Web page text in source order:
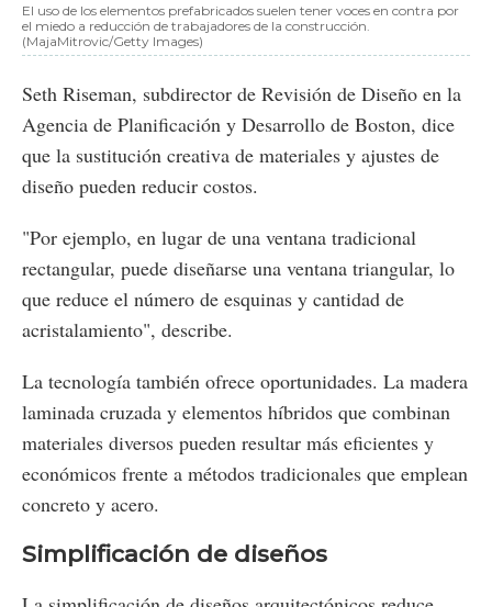
El uso de los elementos prefabricados suelen tener voces en contra por
el miedo a reducción de trabajadores de la construcción.
(MajaMitrovic/Getty Images)
Seth Riseman, subdirector de Revisión de Diseño en la
Agencia de Planificación y Desarrollo de Boston, dice
que la sustitución creativa de materiales y ajustes de
diseño pueden reducir costos.
"Por ejemplo, en lugar de una ventana tradicional
rectangular, puede diseñarse una ventana triangular, lo
que reduce el número de esquinas y cantidad de
acristalamiento", describe.
La tecnología también ofrece oportunidades. La madera
laminada cruzada y elementos híbridos que combinan
materiales diversos pueden resultar más eficientes y
económicos frente a métodos tradicionales que emplean
concreto y acero.
Simplificación de diseños